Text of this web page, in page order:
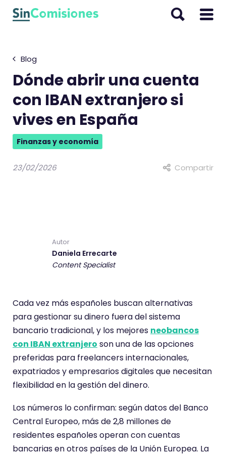
Blog
Dónde abrir una cuenta
con IBAN extranjero si
vives en España
Finanzas y economía
23/02/2026 Compartir
Autor
Daniela Errecarte
Content Specialist
Cada vez más españoles buscan alternativas
para gestionar su dinero fuera del sistema
bancario tradicional, y los mejores neobancos
con IBAN extranjero son una de las opciones
preferidas para freelancers internacionales,
expatriados y empresarios digitales que necesitan
flexibilidad en la gestión del dinero.
Los números lo confirman: según datos del Banco
Central Europeo, más de 2,8 millones de
residentes españoles operan con cuentas
bancarias en otros países de la Unión Europea. La